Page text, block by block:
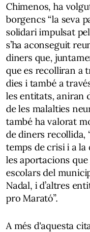
Chimenos, ha
borgencs “la seva
solidari impulsat
s’ha aconseguit
diners que,
que es recolliran a
dies i també a
les entitats, aniran
de les malalties
també ha valorat
de diners
temps de crisi i a la
les aportacions
escolars del
Nadal, i d’altres
pro Marató”.
A més d'aquesta